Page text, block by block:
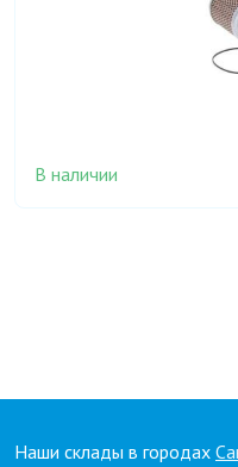
В наличии
Наши склады в городах